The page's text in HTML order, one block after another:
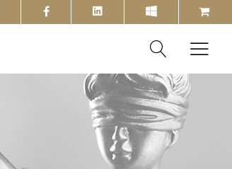
facebook
shopping-
cart